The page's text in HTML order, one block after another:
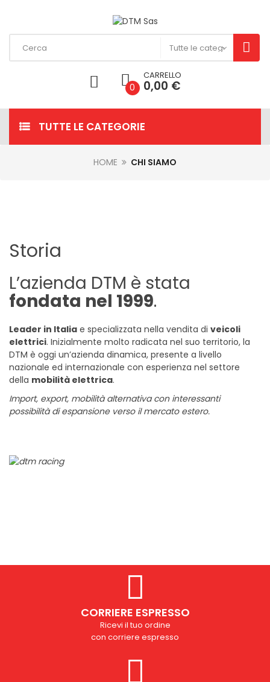
0
CARRELLO
0,00 €
TUTTE LE CATEGORIE
HOME CHI SIAMO
Storia
L’azienda DTM è stata
fondata nel 1999.
Leader in Italia e specializzata nella vendita di veicoli
elettrici. Inizialmente molto radicata nel suo territorio, la
DTM è oggi un’azienda dinamica, presente a livello
nazionale ed internazionale con esperienza nel settore
della mobilità elettrica.
Import, export, mobilità alternativa con interessanti
possibilità di espansione verso il mercato estero.
CORRIERE ESPRESSO
Ricevi il tuo ordine
con corriere espresso